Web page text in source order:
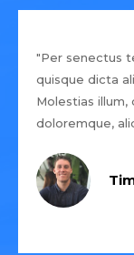
"Per senectus
quisque dicta
Molestias illum,
doloremque,